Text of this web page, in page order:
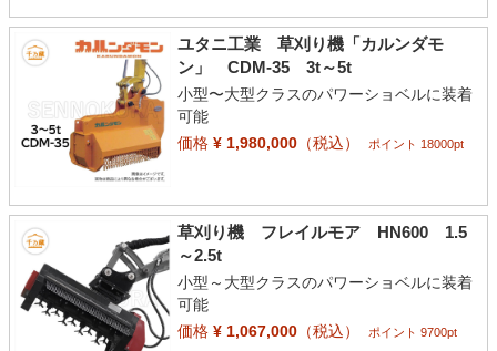
ユタニ工業 草刈り機「カルンダモ
ン」 CDM-35 3t～5t
小型〜大型クラスのパワーショベルに装着
可能
価格¥ 1,980,000（税込） ポイント 18000pt
草刈り機 フレイルモア HN600 1.5
～2.5t
小型～大型クラスのパワーショベルに装着
可能
価格¥ 1,067,000（税込） ポイント 9700pt